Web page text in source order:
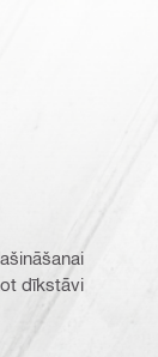
dīkstāvi